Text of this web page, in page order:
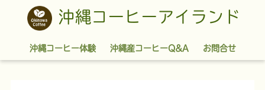
沖縄コーヒーアイランド
沖縄コーヒー体験 沖縄産コーヒーQ&A お問合せ